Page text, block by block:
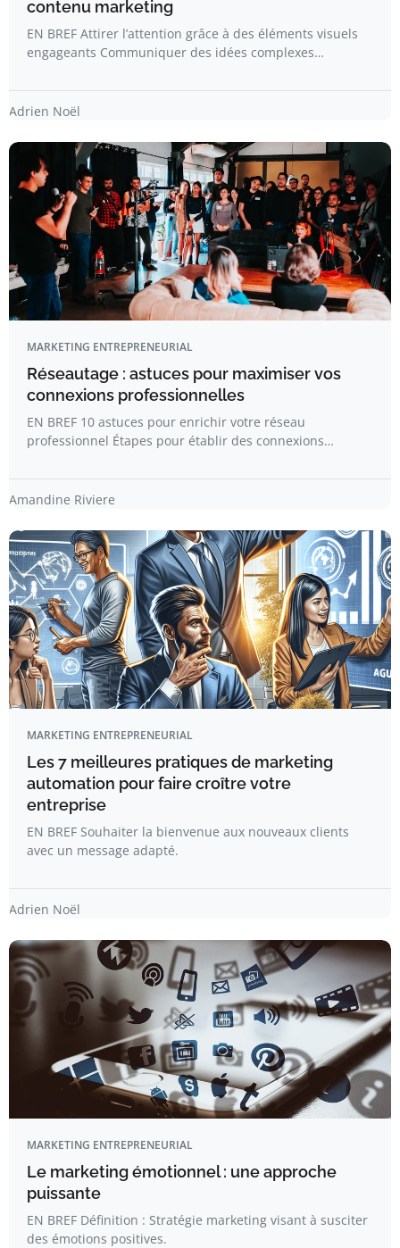
contenu marketing
EN BREF Attirer l’attention grâce à des éléments visuels
engageants Communiquer des idées complexes…
Adrien Noël
MARKETING ENTREPRENEURIAL
Réseautage : astuces pour maximiser vos
connexions professionnelles
EN BREF 10 astuces pour enrichir votre réseau
professionnel Étapes pour établir des connexions…
Amandine Riviere
MARKETING ENTREPRENEURIAL
Les 7 meilleures pratiques de marketing
automation pour faire croître votre
entreprise
EN BREF Souhaiter la bienvenue aux nouveaux clients
avec un message adapté.
Adrien Noël
MARKETING ENTREPRENEURIAL
Le marketing émotionnel : une approche
puissante
EN BREF Définition : Stratégie marketing visant à susciter
des émotions positives.